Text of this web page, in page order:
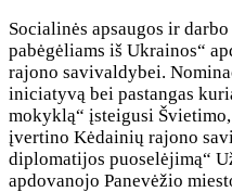
Socialinės apsaugos ir
pabėgėliams iš Ukrainos“
rajono savivaldybei.
iniciatyvą bei pastangas
mokyklą“ įsteigusi
įvertino Kėdainių rajono
diplomatijos puoselėjimą“
apdovanojo Panevėžio